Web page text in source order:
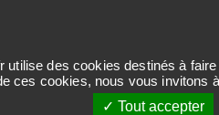
utilise des cookies destinés à
ces cookies, nous vous invitons
Tout accepter